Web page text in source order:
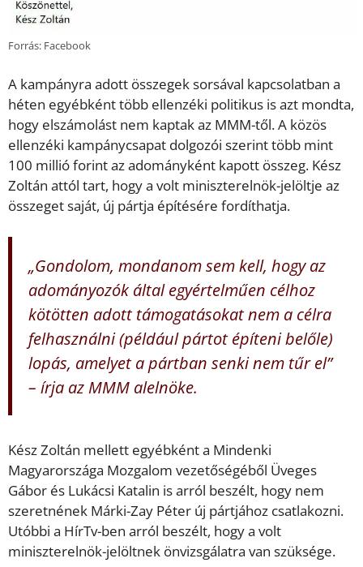
Forrás: Facebook
A kampányra adott összegek sorsával kapcsolatban a
héten egyébként több ellenzéki politikus is azt mondta,
hogy elszámolást nem kaptak az MMM-től. A közös
ellenzéki kampánycsapat dolgozói szerint több mint
100 millió forint az adományként kapott összeg. Kész
Zoltán attól tart, hogy a volt miniszterelnök-jelöltje az
összeget saját, új pártja építésére fordíthatja.
„Gondolom, mondanom sem kell, hogy az
adományozók által egyértelműen célhoz
kötötten adott támogatásokat nem a célra
felhasználni (például pártot építeni belőle)
lopás, amelyet a pártban senki nem tűr el”
– írja az MMM alelnöke.
Kész Zoltán mellett egyébként a Mindenki
Magyarországa Mozgalom vezetőségéből Üveges
Gábor és Lukácsi Katalin is arról beszélt, hogy nem
szeretnének Márki-Zay Péter új pártjához csatlakozni.
Utóbbi a HírTv-ben arról beszélt, hogy a volt
miniszterelnök-jelöltnek önvizsgálatra van szüksége.